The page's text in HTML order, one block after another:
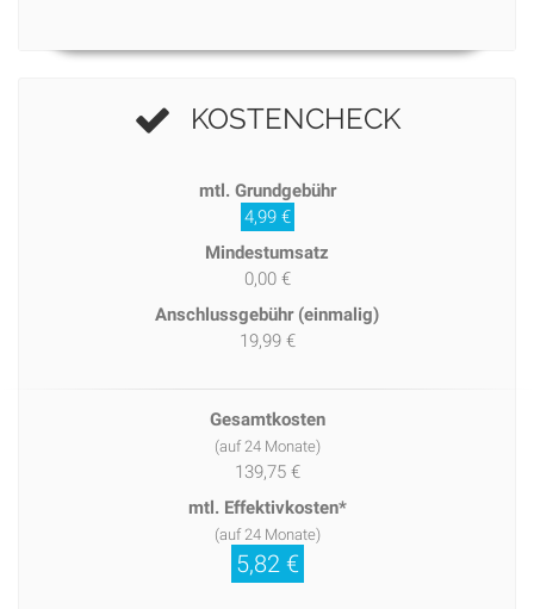
KOSTENCHECK
mtl. Grundgebühr
4,99 €
Mindestumsatz
0,00 €
Anschlussgebühr (einmalig)
19,99 €
Gesamtkosten
(auf 24 Monate)
139,75 €
mtl. Effektivkosten*
(auf 24 Monate)
5,82 €